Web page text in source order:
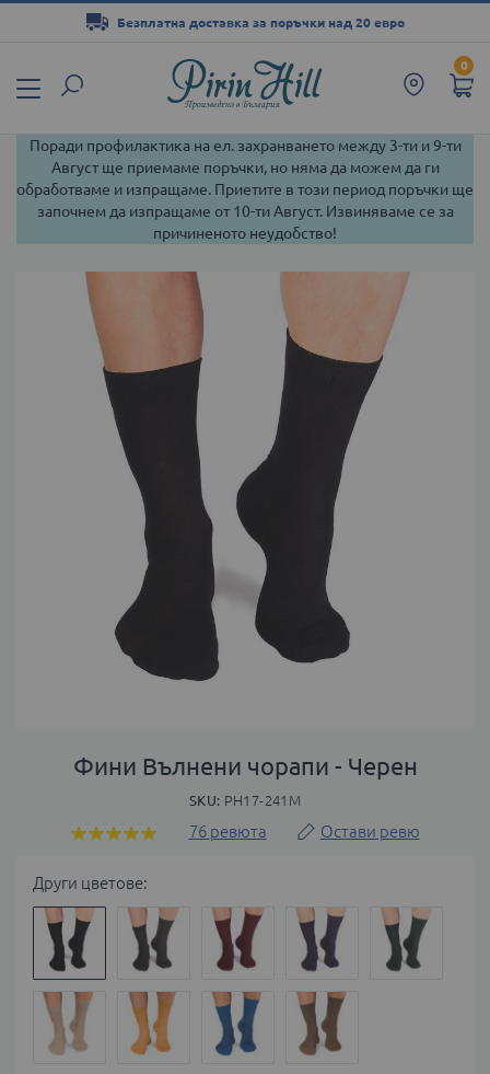
0
Безплатна доставка за поръчки над 20 евро
съдържанието
Поради профилактика на ел. захранването между 3-ти и 9-ти
Август ще приемаме поръчки, но няма да можем да ги
обработваме и изпращаме. Приетите в този период поръчки ще
започнем да изпращаме от 10-ти Август. Извиняваме се за
причиненото неудобство!
Преминете
изображенията
галерия
Фини Вълнени чорапи - Черен
SKU PH17-241M
Оценка:
76 ревюта Остави ревю
Други цветове: